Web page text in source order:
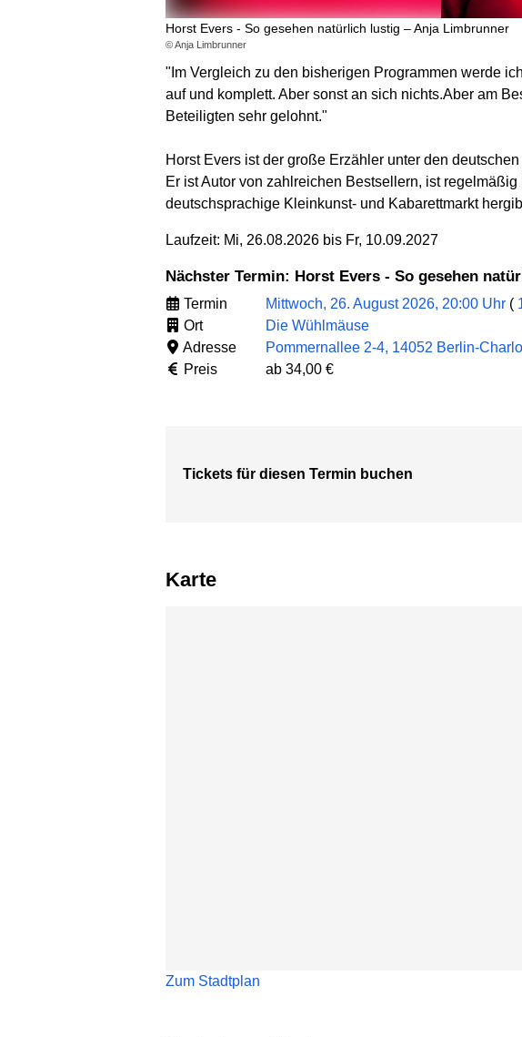
Horst Evers - So gesehen natürlich lustig – Anja Limbrunner
© Anja Limbrunner
"Im Vergleich zu den bisherigen Programmen werde
auf und komplett. Aber sonst an sich nichts.Aber am
Beteiligten sehr gelohnt."
Horst Evers ist der große Erzähler unter den
Er ist Autor von zahlreichen Bestsellern, ist
deutschsprachige Kleinkunst- und Kabarettmarkt
Laufzeit: Mi, 26.08.2026 bis Fr, 10.09.2027
Nächster Termin: Horst Evers - So gesehen
Termin Mittwoch, 26. August 2026, 20:00 Uhr (
Ort
Die Wühlmäuse
Adresse
Pommernallee 2-4, 14052 Berlin-
Preis
ab 34,00 €
Tickets für diesen Termin buchen
Karte
Zum Stadtplan